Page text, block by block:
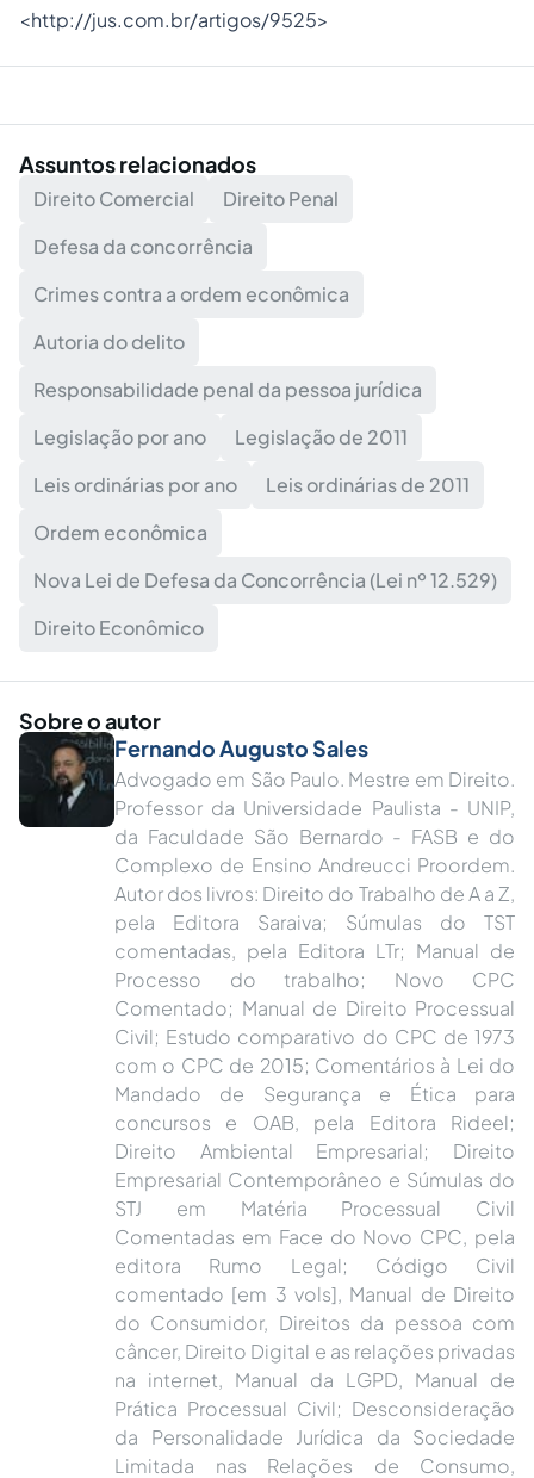
<http://jus.com.br/artigos/9525>
Assuntos relacionados
Direito Comercial
Direito Penal
Defesa da concorrência
Crimes contra a ordem econômica
Autoria do delito
Responsabilidade penal da pessoa jurídica
Legislação por ano
Legislação de 2011
Leis ordinárias por ano
Leis ordinárias de 2011
Ordem econômica
Nova Lei de Defesa da Concorrência (Lei nº 12.529)
Direito Econômico
Sobre o autor
Fernando Augusto Sales
Advogado em São Paulo. Mestre em Direito.
Professor da Universidade Paulista - UNIP,
da Faculdade São Bernardo - FASB e do
Complexo de Ensino Andreucci Proordem.
Autor dos livros: Direito do Trabalho de A a Z,
pela Editora Saraiva; Súmulas do TST
comentadas, pela Editora LTr; Manual de
Processo do trabalho; Novo CPC
Comentado; Manual de Direito Processual
Civil; Estudo comparativo do CPC de 1973
com o CPC de 2015; Comentários à Lei do
Mandado de Segurança e Ética para
concursos e OAB, pela Editora Rideel;
Direito Ambiental Empresarial; Direito
Empresarial Contemporâneo e Súmulas do
STJ em Matéria Processual Civil
Comentadas em Face do Novo CPC, pela
editora Rumo Legal; Código Civil
comentado [em 3 vols], Manual de Direito
do Consumidor, Direitos da pessoa com
câncer, Direito Digital e as relações privadas
na internet, Manual da LGPD, Manual de
Prática Processual Civil; Desconsideração
da Personalidade Jurídica da Sociedade
Limitada nas Relações de Consumo,